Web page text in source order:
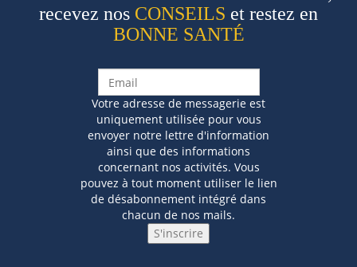
recevez nos CONSEILS et restez en
BONNE SANTÉ
Votre adresse de messagerie est
uniquement utilisée pour vous
envoyer notre lettre d'information
ainsi que des informations
concernant nos activités. Vous
pouvez à tout moment utiliser le lien
de désabonnement intégré dans
chacun de nos mails.